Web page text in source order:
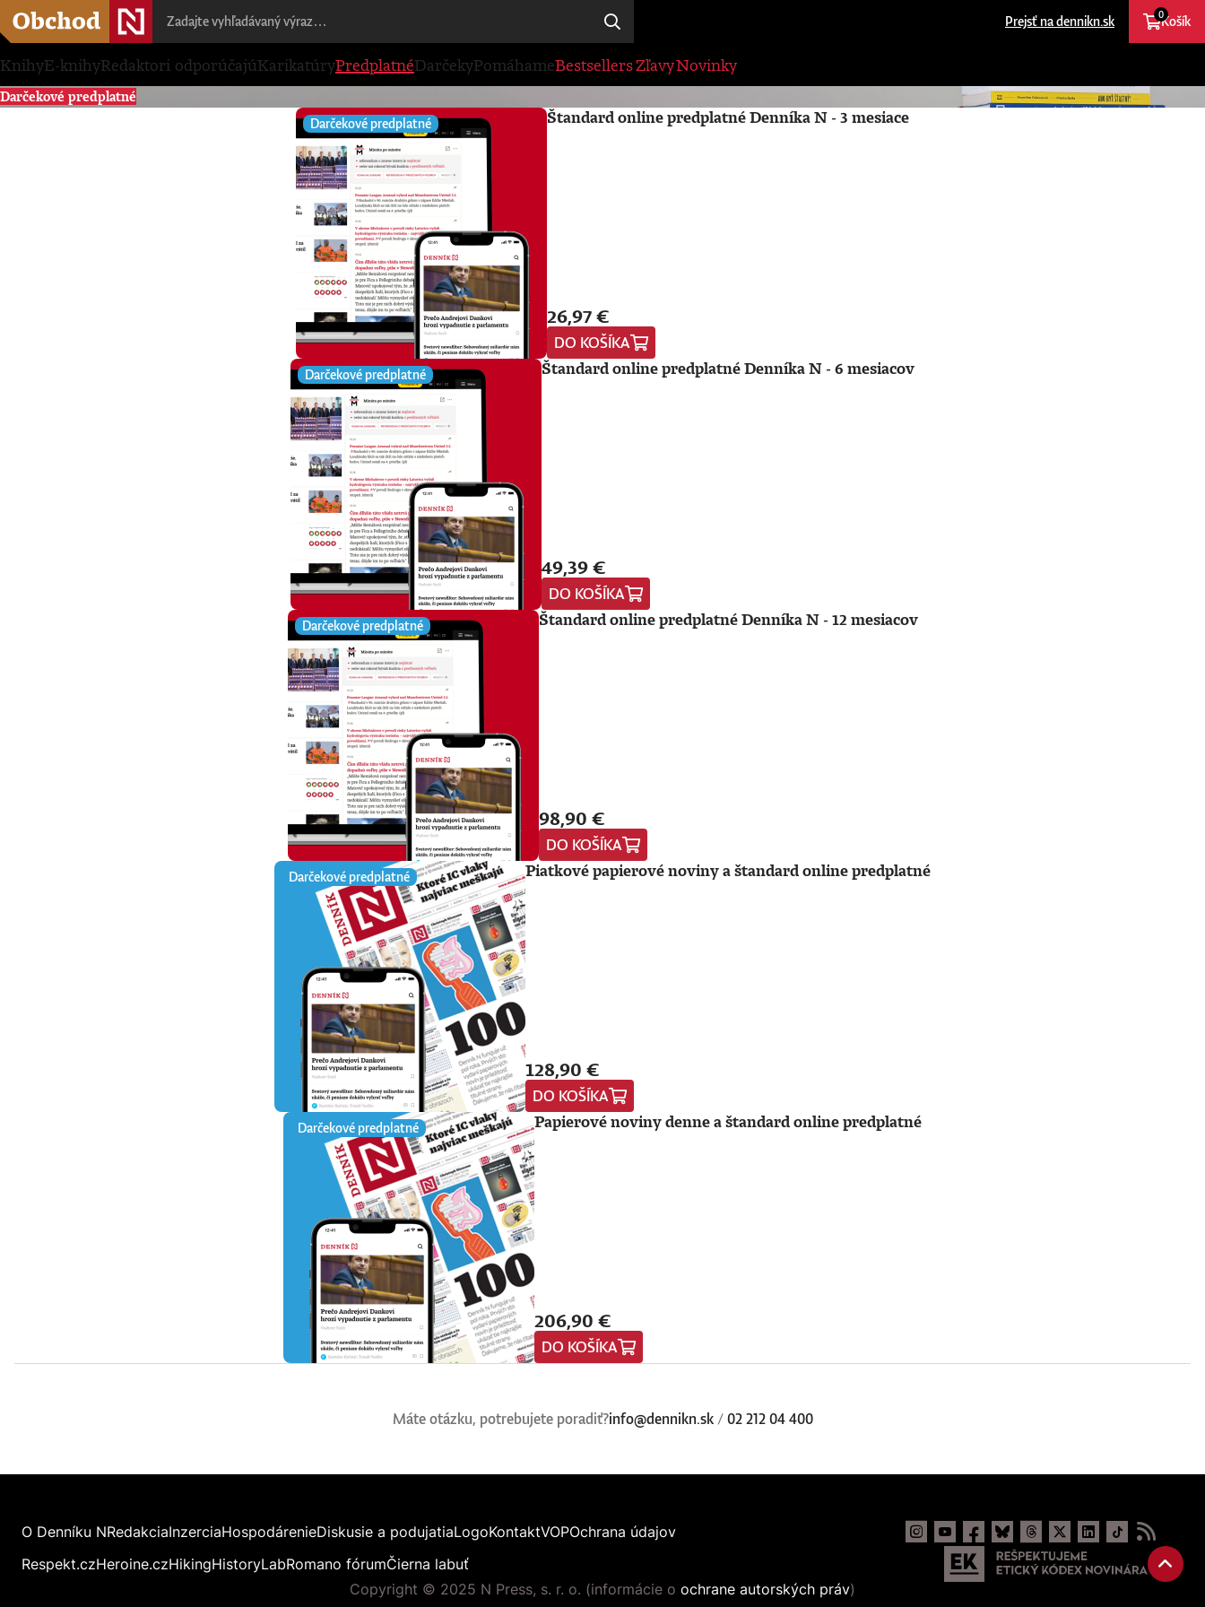
Prejsť na dennikn.sk Košík
0
KnihyE-knihyRedaktori odporúčajúKarikatúryPredplatnéDarčekyPomáhameBestsellersZľavyNovinky
Darčekové predplatné
Darčekové predplatné
Štandard online predplatné Denníka N - 3 mesiace
26,97 €
DO KOŠÍKA
Darčekové predplatné Štandard online predplatné Denníka N - 6 mesiacov
49,39 €
DO KOŠÍKA
Darčekové predplatné Štandard online predplatné Denníka N - 12 mesiacov
98,90 €
DO KOŠÍKA
Darčekové predplatné Piatkové papierové noviny a štandard online predplatné
128,90 €
DO KOŠÍKA
Darčekové predplatné Papierové noviny denne a štandard online predplatné
206,90 €
DO KOŠÍKA
Máte otázku, potrebujete poradiť?info@dennikn.sk/02 212 04 400
O Denníku NRedakciaInzerciaHospodárenieDiskusie a podujatiaLogoKontaktVOPOchrana údajov
Respekt.czHeroine.czHikingHistoryLabRomano fórumČierna labuť
Copyright © 2025 N Press, s. r. o. (informácie o ochrane autorských práv)